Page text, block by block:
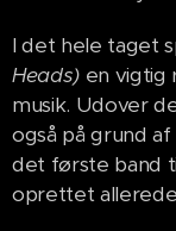
I det hele taget
Heads) en vigtig
musik. Udover
også på grund
det første band
oprettet